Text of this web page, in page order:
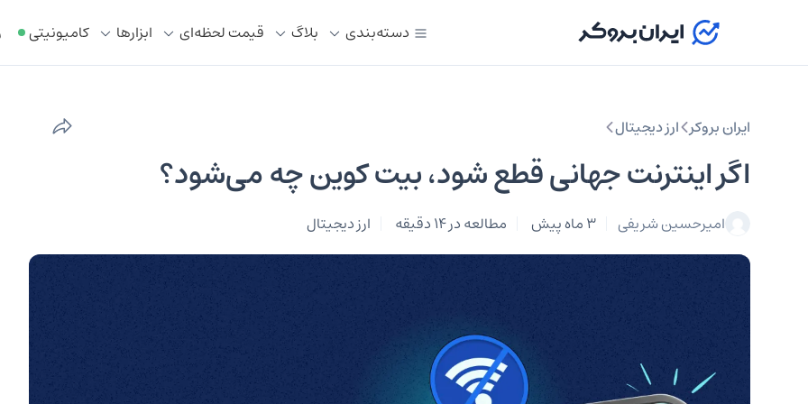
دسته‌بندی بلاگ قیمت لحظه‌ای ابزار‌ها کامیونیتی
ایران بروکر ارز دیجیتال
اگر اینترنت جهانی قطع شود، بیت کوین چه می‌شود؟
امیرحسین شریفی 3 ماه پیش مطالعه در 14 دقیقه ارز دیجیتال